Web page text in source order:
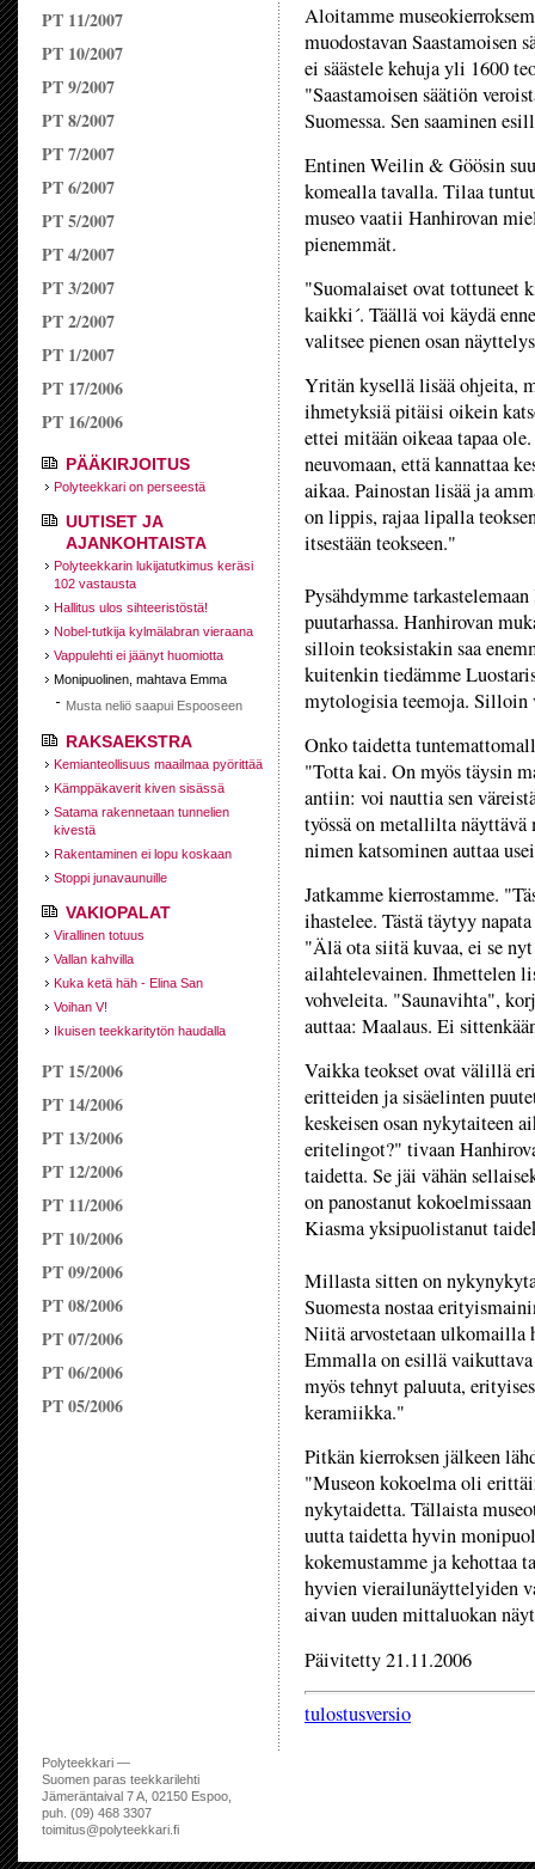
PT 11/2007
PT 10/2007
PT 9/2007
PT 8/2007
PT 7/2007
PT 6/2007
PT 5/2007
PT 4/2007
PT 3/2007
PT 2/2007
PT 1/2007
PT 17/2006
PT 16/2006
PÄÄKIRJOITUS
Polyteekkari on perseestä
UUTISET JA
AJANKOHTAISTA
Polyteekkarin lukijatutkimus keräsi
102 vastausta
Hallitus ulos sihteeristöstä!
Nobel-tutkija kylmälabran vieraana
Vappulehti ei jäänyt huomiotta
Monipuolinen, mahtava Emma
Musta neliö saapui Espooseen
RAKSAEKSTRA
Kemianteollisuus maailmaa pyörittää
Kämppäkaverit kiven sisässä
Satama rakennetaan tunnelien
kivestä
Rakentaminen ei lopu koskaan
Stoppi junavaunuille
VAKIOPALAT
Virallinen totuus
Vallan kahvilla
Kuka ketä häh - Elina San
Voihan V!
Ikuisen teekkaritytön haudalla
PT 15/2006
PT 14/2006
PT 13/2006
PT 12/2006
PT 11/2006
PT 10/2006
PT 09/2006
PT 08/2006
PT 07/2006
PT 06/2006
PT 05/2006
Aloitamme
muodostavan Saastamoisen
ei säästele kehuja yli 1600
"Saastamoisen säätiön
Suomessa. Sen saaminen
Entinen Weilin & Göösin
komealla tavalla. Tilaa
museo vaatii Hanhirovan
pienemmät.
"Suomalaiset ovat tottuneet
kaikki´. Täällä voi käydä
valitsee pienen osan
Yritän kysellä lisää ohjeita,
ihmetyksiä pitäisi oikein
ettei mitään oikeaa tapaa
neuvomaan, että kannattaa
aikaa. Painostan lisää ja
on lippis, rajaa lipalla
itsestään teokseen."
Pysähdymme
puutarhassa. Hanhirovan
silloin teoksistakin saa
kuitenkin tiedämme
mytologisia teemoja. Silloin
Onko taidetta
"Totta kai. On myös täysin
antiin: voi nauttia sen
työssä on metallilta
nimen katsominen auttaa
Jatkamme kierrostamme.
ihastelee. Tästä täytyy
"Älä ota siitä kuvaa, ei se
ailahtelevainen. Ihmettelen
vohveleita. "Saunavihta",
auttaa: Maalaus. Ei
Vaikka teokset ovat välillä
eritteiden ja sisäelinten
keskeisen osan nykytaiteen
eritelingot?" tivaan
taidetta. Se jäi vähän
on panostanut
Kiasma yksipuolistanut
Millasta sitten on
Suomesta nostaa
Niitä arvostetaan
Emmalla on esillä
myös tehnyt paluuta,
keramiikka."
Pitkän kierroksen jälkeen
"Museon kokoelma oli
nykytaidetta. Tällaista
uutta taidetta hyvin
kokemustamme ja kehottaa
hyvien vierailunäyttelyiden
aivan uuden mittaluokan
Päivitetty 21.11.2006
tulostusversio
Polyteekkari —
Suomen paras teekkarilehti
Jämeräntaival 7 A, 02150 Espoo,
puh. (09) 468 3307
toimitus@polyteekkari.fi